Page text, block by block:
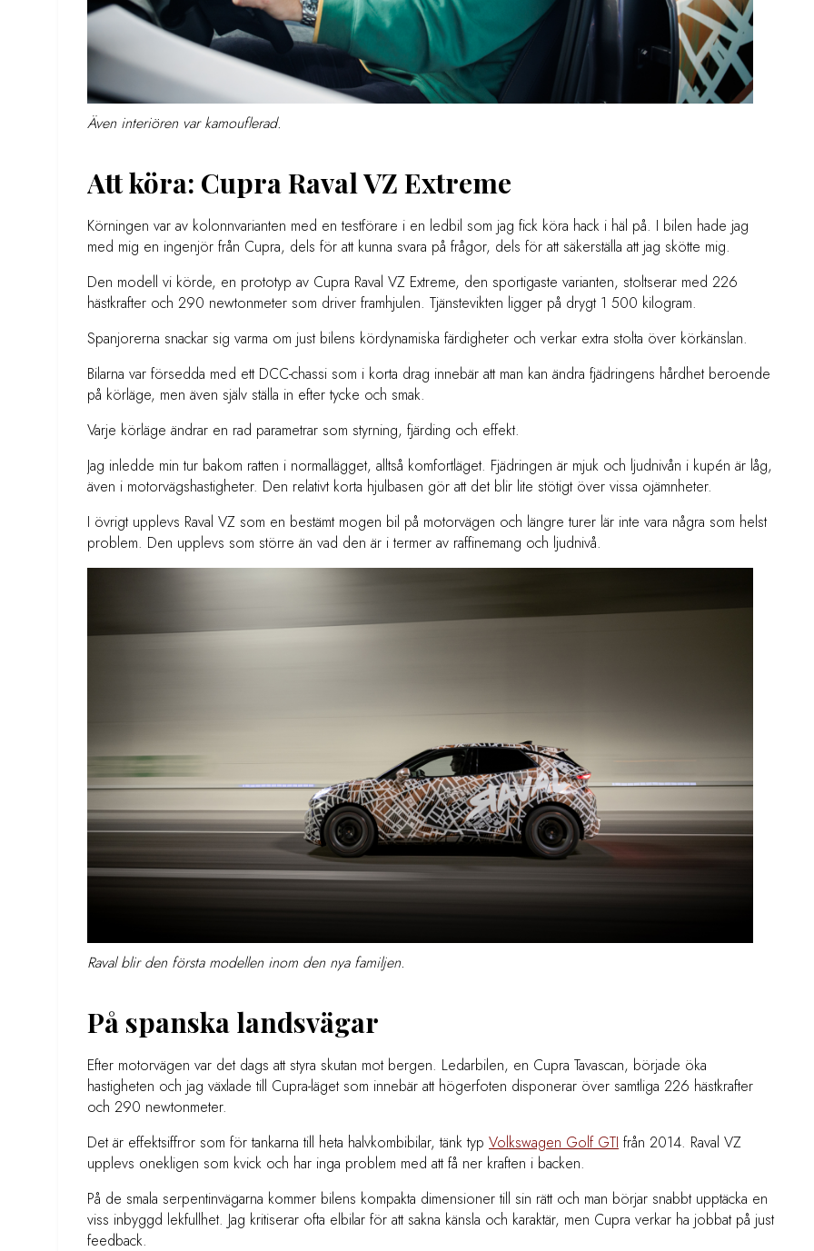
Även interiören var kamouflerad.
Att köra: Cupra Raval VZ Extreme
Körningen var av kolonnvarianten med en testförare i en ledbil som jag fick köra hack i häl på. I bilen hade jag
med mig en ingenjör från Cupra, dels för att kunna svara på frågor, dels för att säkerställa att jag skötte mig.
Den modell vi körde, en prototyp av Cupra Raval VZ Extreme, den sportigaste varianten, stoltserar med 226
hästkrafter och 290 newtonmeter som driver framhjulen. Tjänstevikten ligger på drygt 1 500 kilogram.
Spanjorerna snackar sig varma om just bilens kördynamiska färdigheter och verkar extra stolta över körkänslan.
Bilarna var försedda med ett DCC-chassi som i korta drag innebär att man kan ändra fjädringens hårdhet beroende
på körläge, men även själv ställa in efter tycke och smak.
Varje körläge ändrar en rad parametrar som styrning, fjärding och effekt.
Jag inledde min tur bakom ratten i normallägget, alltså komfortläget. Fjädringen är mjuk och ljudnivån i kupén är låg,
även i motorvägshastigheter. Den relativt korta hjulbasen gör att det blir lite stötigt över vissa ojämnheter.
I övrigt upplevs Raval VZ som en bestämt mogen bil på motorvägen och längre turer lär inte vara några som helst
problem. Den upplevs som större än vad den är i termer av raffinemang och ljudnivå.
Raval blir den första modellen inom den nya familjen.
På spanska landsvägar
Efter motorvägen var det dags att styra skutan mot bergen. Ledarbilen, en Cupra Tavascan, började öka
hastigheten och jag växlade till Cupra-läget som innebär att högerfoten disponerar över samtliga 226 hästkrafter
och 290 newtonmeter.
Det är effektsiffror som för tankarna till heta halvkombibilar, tänk typ Volkswagen Golf GTI från 2014. Raval VZ
upplevs onekligen som kvick och har inga problem med att få ner kraften i backen.
På de smala serpentinvägarna kommer bilens kompakta dimensioner till sin rätt och man börjar snabbt upptäcka en
viss inbyggd lekfullhet. Jag kritiserar ofta elbilar för att sakna känsla och karaktär, men Cupra verkar ha jobbat på just
feedback.